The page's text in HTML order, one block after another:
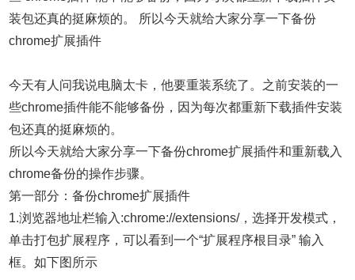
装包还真的挺麻烦的。 所以今天就给大家分享一下备份
chrome扩展插件
今天有人问我说电脑太卡，他要重装系统了。之前安装的一
些chrome插件能不能够备份，因为每次都重新下载插件安装
包还真的挺麻烦的。
所以今天就给大家分享一下备份chrome扩展插件和重新载入
chrome备份的操作步骤。
第一部分：备份chrome扩展插件
1.浏览器地址栏输入:chrome://extensions/，选择开发模式，
单击打包扩展程序，可以看到一个“扩展程序根目录” 输入
框。如下图所示